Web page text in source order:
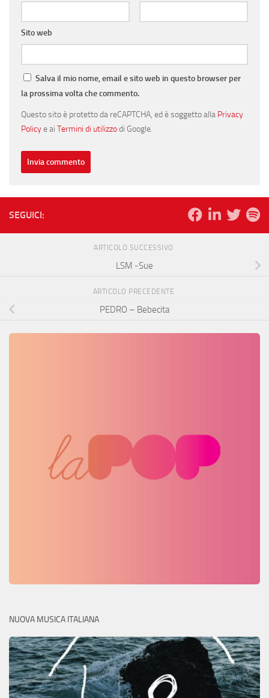
Sito web
Salva il mio nome, email e sito web in questo browser per
la prossima volta che commento.
Questo sito è protetto da reCAPTCHA, ed è soggetto alla Privacy
Policye ai Termini di utilizzodi Google.
SEGUICI:
ARTICOLO SUCCESSIVO
LSM -Sue
ARTICOLO PRECEDENTE
PEDRO – Bebecita
NUOVA MUSICA ITALIANA